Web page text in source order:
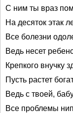
С ним ты враз
На десяток этак
Все болезни
Ведь несет
Крепкого внучку
Пусть растет
Ведь с твоей,
Все проблемы